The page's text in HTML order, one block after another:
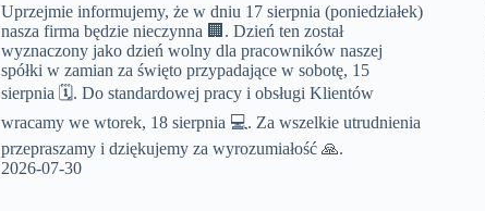
Uprzejmie informujemy, że w dniu 17 sierpnia (poniedziałek)
nasza firma będzie nieczynna 🏢. Dzień ten został
wyznaczony jako dzień wolny dla pracowników naszej
spółki w zamian za święto przypadające w sobotę, 15
sierpnia 🗓️. Do standardowej pracy i obsługi Klientów
wracamy we wtorek, 18 sierpnia 💻. Za wszelkie utrudnienia
przepraszamy i dziękujemy za wyrozumiałość 🙏.
2026-07-30